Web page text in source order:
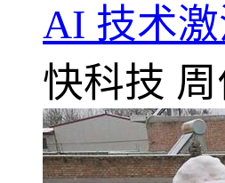
AI 技术
快科技